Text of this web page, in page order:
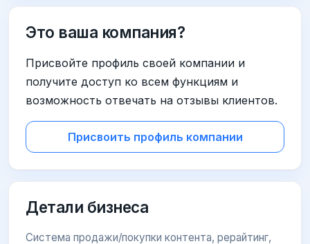
Это ваша компания?
Присвойте профиль своей компании и
получите доступ ко всем функциям и
возможность отвечать на отзывы клиентов.
Присвоить профиль компании
Детали бизнеса
Система продажи/покупки контента, рерайтинг,